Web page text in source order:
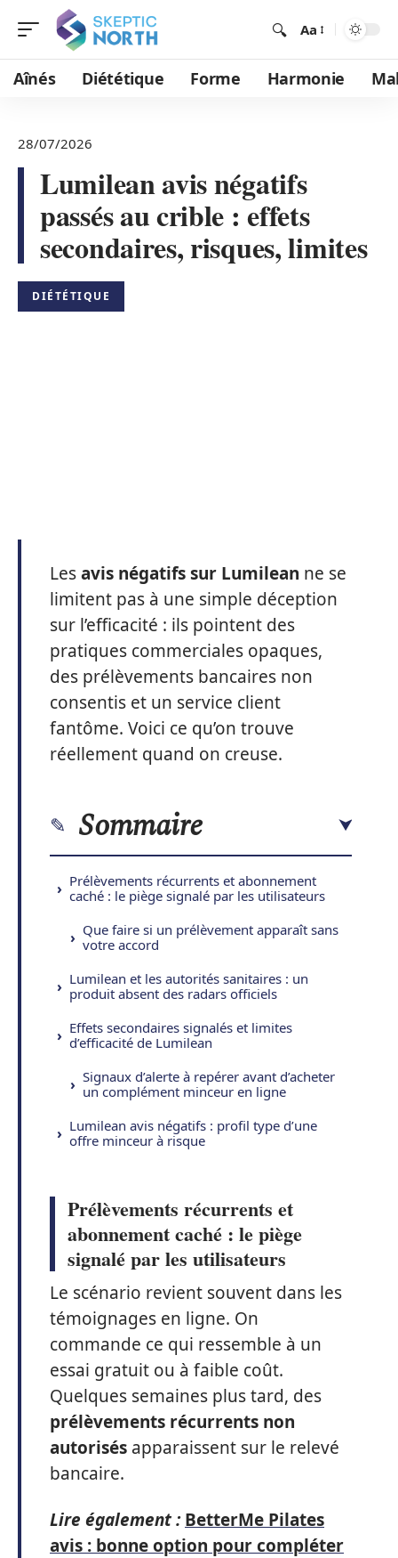
Aa
Aînés Diététique Forme Harmonie
28/07/2026
Lumilean avis négatifs
passés au crible : effets
secondaires, risques, limites
DIÉTÉTIQUE
Lesavis négatifs sur Lumilean ne se
limitent pas à une simple déception
sur l’efficacité : ils pointent des
pratiques commerciales opaques,
des prélèvements bancaires non
consentis et un service client
fantôme. Voici ce qu’on trouve
réellement quand on creuse.
Sommaire
Prélèvements récurrents et abonnement
caché : le piège signalé par les utilisateurs
Que faire si un prélèvement apparaît sans
votre accord
Lumilean et les autorités sanitaires : un
produit absent des radars officiels
Effets secondaires signalés et limites
d’efficacité de Lumilean
Signaux d’alerte à repérer avant d’acheter
un complément minceur en ligne
Lumilean avis négatifs : profil type d’une
offre minceur à risque
Prélèvements récurrents et
abonnement caché : le piège
signalé par les utilisateurs
Le scénario revient souvent dans les
témoignages en ligne. On
commande ce qui ressemble à un
essai gratuit ou à faible coût.
Quelques semaines plus tard, des
prélèvements récurrents non
autorisés apparaissent sur le relevé
bancaire.
Lire également : BetterMe Pilates
avis : bonne option pour compléter